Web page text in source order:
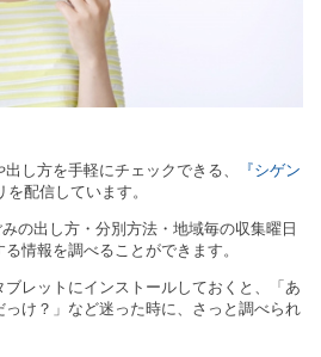
し方を手軽にチェックできる、
『シゲン
を配信しています。
の出し方・分別方法・地域毎の収集曜日
情報を調べることができます。
レットにインストールしておくと、「あ
け？」など迷った時に、さっと調べられ